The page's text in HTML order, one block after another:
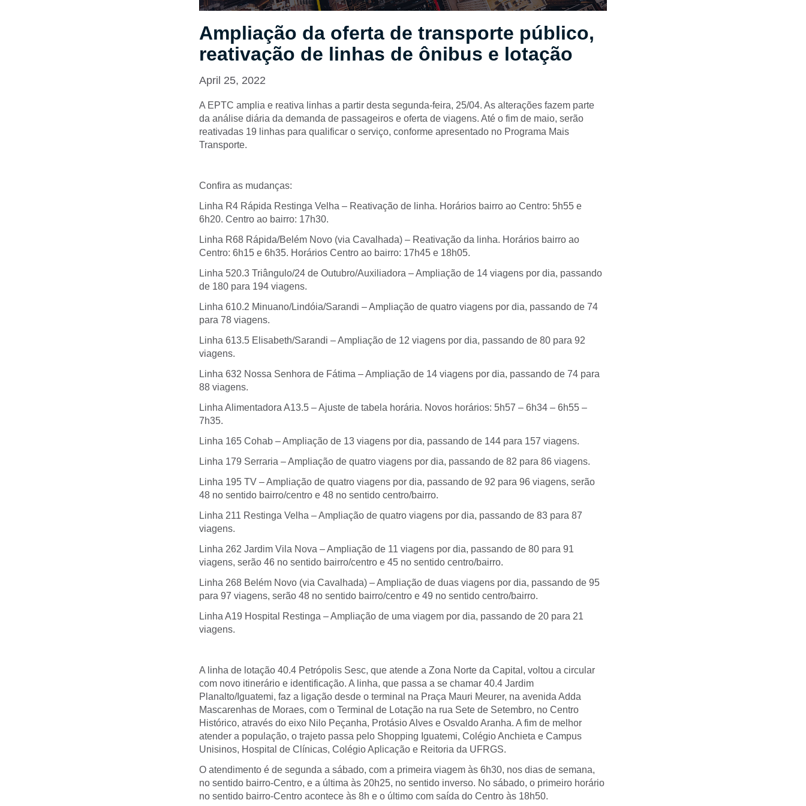
Ampliação da oferta de transporte público,
reativação de linhas de ônibus e lotação
April 25, 2022
A EPTC amplia e reativa linhas a partir desta segunda-feira, 25/04. As alterações fazem parte
da análise diária da demanda de passageiros e oferta de viagens. Até o fim de maio, serão
reativadas 19 linhas para qualificar o serviço, conforme apresentado no Programa Mais
Transporte.
Confira as mudanças:
Linha R4 Rápida Restinga Velha – Reativação de linha. Horários bairro ao Centro: 5h55 e
6h20. Centro ao bairro: 17h30.
Linha R68 Rápida/Belém Novo (via Cavalhada) – Reativação da linha. Horários bairro ao
Centro: 6h15 e 6h35. Horários Centro ao bairro: 17h45 e 18h05.
Linha 520.3 Triângulo/24 de Outubro/Auxiliadora – Ampliação de 14 viagens por dia, passando
de 180 para 194 viagens.
Linha 610.2 Minuano/Lindóia/Sarandi – Ampliação de quatro viagens por dia, passando de 74
para 78 viagens.
Linha 613.5 Elisabeth/Sarandi – Ampliação de 12 viagens por dia, passando de 80 para 92
viagens.
Linha 632 Nossa Senhora de Fátima – Ampliação de 14 viagens por dia, passando de 74 para
88 viagens.
Linha Alimentadora A13.5 – Ajuste de tabela horária. Novos horários: 5h57 – 6h34 – 6h55 –
7h35.
Linha 165 Cohab – Ampliação de 13 viagens por dia, passando de 144 para 157 viagens.
Linha 179 Serraria – Ampliação de quatro viagens por dia, passando de 82 para 86 viagens.
Linha 195 TV – Ampliação de quatro viagens por dia, passando de 92 para 96 viagens, serão
48 no sentido bairro/centro e 48 no sentido centro/bairro.
Linha 211 Restinga Velha – Ampliação de quatro viagens por dia, passando de 83 para 87
viagens.
Linha 262 Jardim Vila Nova – Ampliação de 11 viagens por dia, passando de 80 para 91
viagens, serão 46 no sentido bairro/centro e 45 no sentido centro/bairro.
Linha 268 Belém Novo (via Cavalhada) – Ampliação de duas viagens por dia, passando de 95
para 97 viagens, serão 48 no sentido bairro/centro e 49 no sentido centro/bairro.
Linha A19 Hospital Restinga – Ampliação de uma viagem por dia, passando de 20 para 21
viagens.
A linha de lotação 40.4 Petrópolis Sesc, que atende a Zona Norte da Capital, voltou a circular
com novo itinerário e identificação. A linha, que passa a se chamar 40.4 Jardim
Planalto/Iguatemi, faz a ligação desde o terminal na Praça Mauri Meurer, na avenida Adda
Mascarenhas de Moraes, com o Terminal de Lotação na rua Sete de Setembro, no Centro
Histórico, através do eixo Nilo Peçanha, Protásio Alves e Osvaldo Aranha. A fim de melhor
atender a população, o trajeto passa pelo Shopping Iguatemi, Colégio Anchieta e Campus
Unisinos, Hospital de Clínicas, Colégio Aplicação e Reitoria da UFRGS.
O atendimento é de segunda a sábado, com a primeira viagem às 6h30, nos dias de semana,
no sentido bairro-Centro, e a última às 20h25, no sentido inverso. No sábado, o primeiro horário
no sentido bairro-Centro acontece às 8h e o último com saída do Centro às 18h50.